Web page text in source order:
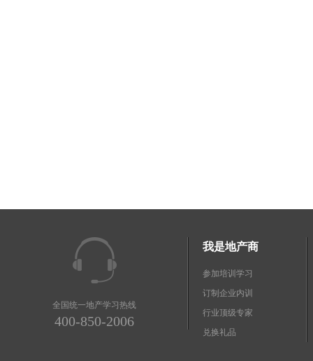
全国统一地产学习热线
400-850-2006
我是地产商
参加培训学习
订制企业内训
行业顶级专家
兑换礼品